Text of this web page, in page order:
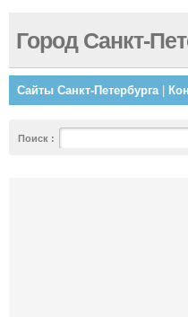
Город Санкт-
Сайты Санкт-Петербурга|
Поиск :